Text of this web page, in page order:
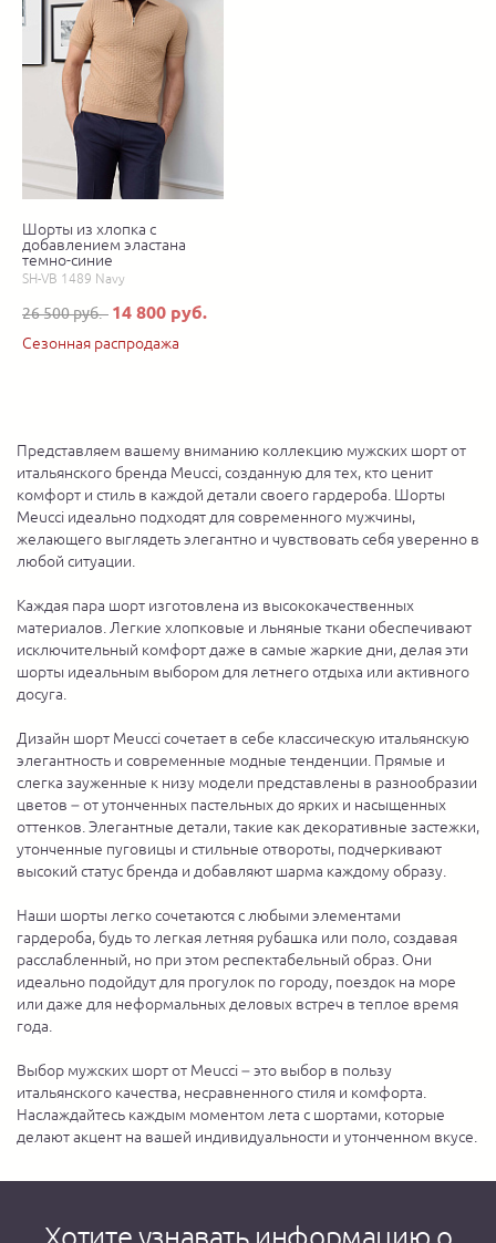
Шорты из хлопка с
добавлением эластана
темно-синие
SH-VB 1489 Navy
26 500 руб. 14 800 руб.
Сезонная распродажа
Представляем вашему вниманию коллекцию мужских шорт от
итальянского бренда Meucci, созданную для тех, кто ценит
комфорт и стиль в каждой детали своего гардероба. Шорты
Meucci идеально подходят для современного мужчины,
желающего выглядеть элегантно и чувствовать себя уверенно в
любой ситуации.
Каждая пара шорт изготовлена из высококачественных
материалов. Легкие хлопковые и льняные ткани обеспечивают
исключительный комфорт даже в самые жаркие дни, делая эти
шорты идеальным выбором для летнего отдыха или активного
досуга.
Дизайн шорт Meucci сочетает в себе классическую итальянскую
элегантность и современные модные тенденции. Прямые и
слегка зауженные к низу модели представлены в разнообразии
цветов – от утонченных пастельных до ярких и насыщенных
оттенков. Элегантные детали, такие как декоративные застежки,
утонченные пуговицы и стильные отвороты, подчеркивают
высокий статус бренда и добавляют шарма каждому образу.
Наши шорты легко сочетаются с любыми элементами
гардероба, будь то легкая летняя рубашка или поло, создавая
расслабленный, но при этом респектабельный образ. Они
идеально подойдут для прогулок по городу, поездок на море
или даже для неформальных деловых встреч в теплое время
года.
Выбор мужских шорт от Meucci – это выбор в пользу
итальянского качества, несравненного стиля и комфорта.
Наслаждайтесь каждым моментом лета с шортами, которые
делают акцент на вашей индивидуальности и утонченном вкусе.